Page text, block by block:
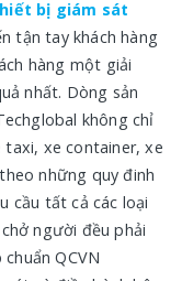
bị giám sát
tận tay khách hàng
hàng một giải
nhất. Dòng sản
không chỉ
taxi, xe container, xe
những quy đinh
cầu tất cả các loại
người đều phải
QCVN